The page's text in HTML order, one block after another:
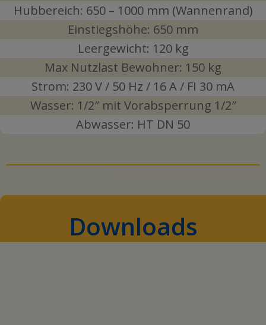
Hubbereich: 650 – 1000 mm (Wannenrand)
Einstiegshöhe: 650 mm
Leergewicht: 120 kg
Max Nutzlast Bewohner: 150 kg
Strom: 230 V / 50 Hz / 16 A / FI 30 mA
Wasser: 1/2″ mit Vorabsperrung 1/2″
Abwasser: HT DN 50
Downloads